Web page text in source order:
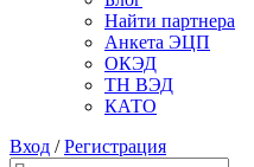
Найти партнера
Анкета ЭЦП
ОКЭД
ТН ВЭД
КАТО
Вход /Регистрация